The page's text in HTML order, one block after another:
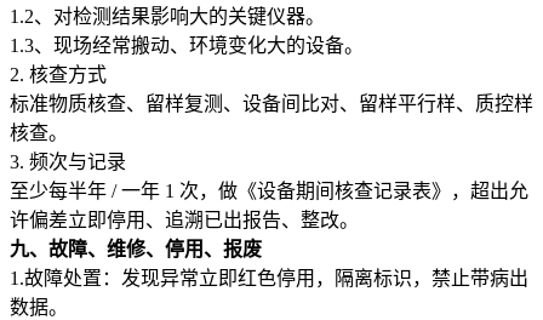
1.2、对检测结果影响大的关键仪器。
1.3、现场经常搬动、环境变化大的设备。
2. 核查方式
标准物质核查、留样复测、设备间比对、留样平行样、质控样
核查。
3. 频次与记录
至少每半年 / 一年 1 次，做《设备期间核查记录表》，超出允
许偏差立即停用、追溯已出报告、整改。
九、故障、维修、停用、报废
1.故障处置：发现异常立即红色停用，隔离标识，禁止带病出
数据。